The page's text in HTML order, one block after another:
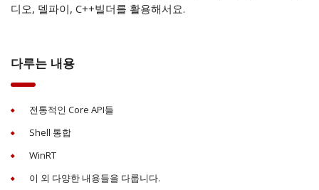
디오, 델파이, C++빌더를 활용해서요.
다루는 내용
전통적인 Core API들
Shell 통합
WinRT
이 외 다양한 내용들을 다룹니다.